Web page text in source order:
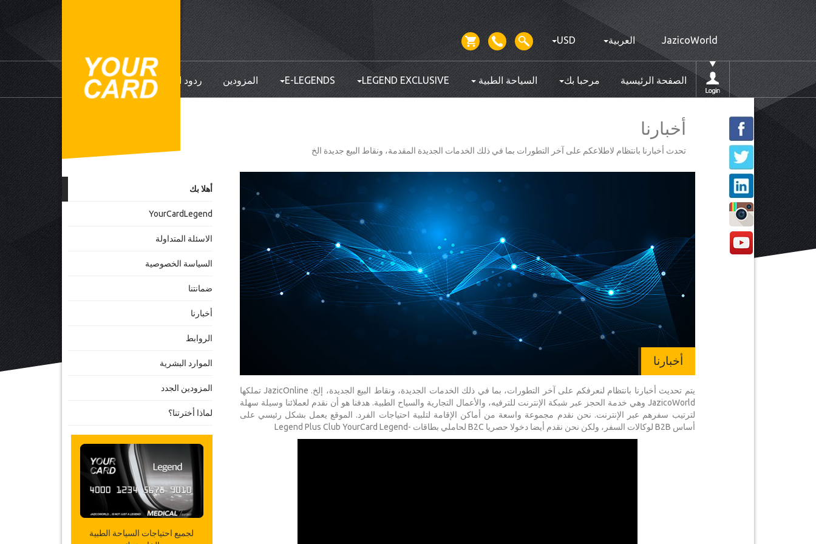
JazicoWorld العربية USD
الصفحة الرئيسية مرحبا بك السياحة الطبية LEGEND EXCLUSIVE
E-LEGENDS المزودين ردود الفعل
أهلا بك
YourCardLegend
الاسئلة المتداولة
السياسة الخصوصية
ضمانتنا
أخبارنا
الروابط
الموارد البشرية
المزودين الجدد
لماذا أخترتنا؟
لجميع احتياجات السياحة الطبية
أخبارنا
تحدث أخبارنا بانتظام لاطلاعكم على آخر التطورات بما في ذلك الخدمات الجديدة المقدمة، ونقاط البيع جديدة الخ
أخبارنا
يتم تحديث أخبارنا بانتظام لنعرفكم على آخر التطورات، بما في ذلك الخدمات الجديدة، ونقاط البيع الجديدة، إلخ. JazicOnline تملكها
JazicoWorld وهي خدمة الحجز عبر شبكة الإنترنت للترفيه، والأعمال التجارية والسياح الطبية. هدفنا هو أن نقدم لعملائنا وسيلة سهلة
لترتيب سفرهم عبر الإنترنت. نحن نقدم مجموعة واسعة من أماكن الإقامة لتلبية احتياجات الفرد. الموقع يعمل بشكل رئيسي على
أساس B2B لوكالات السفر، ولكن نحن نقدم أيضا دخولا حصريا B2C لحاملي بطاقات -Legend Plus Club YourCard Legend